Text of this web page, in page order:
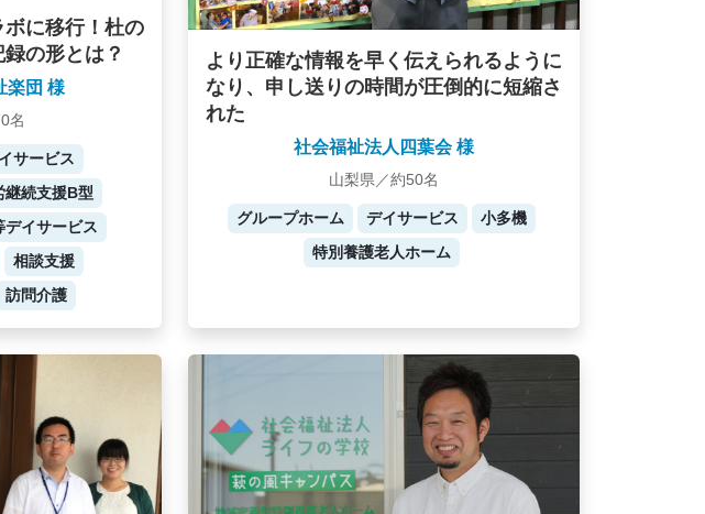
に移行！杜の
の形とは？
楽団 様
名
サービス
継続支援B型
デイサービス
相談支援
訪問介護
より正確な情報を早く伝えられるように
なり、申し送りの時間が圧倒的に短縮さ
れた
社会福祉法人四葉会 様
山梨県／約50名
グループホーム デイサービス
小多機
特別養護老人ホーム